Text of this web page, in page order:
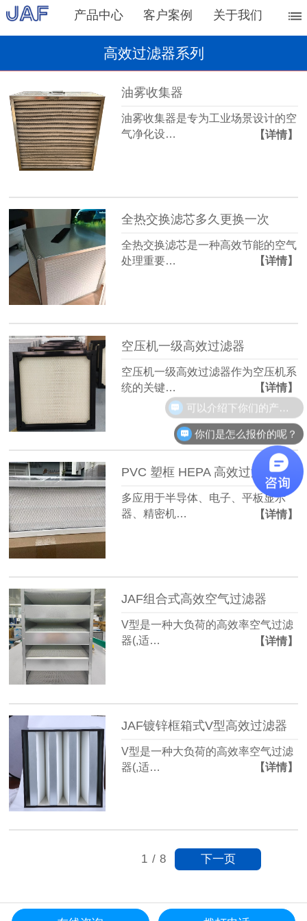
产品中心 客户案例 关于我们
高效过滤器系列
油雾收集器
油雾收集器是专为工业场景设计的空
气净化设…
【详情】
全热交换滤芯多久更换一次
全热交换滤芯是一种高效节能的空气
处理重要…
【详情】
空压机一级高效过滤器
空压机一级高效过滤器作为空压机系
统的关键…
【详情】
PVC 塑框 HEPA 高效过滤器 H13
多应用于半导体、电子、平板显示
器、精密机…
【详情】
JAF组合式高效空气过滤器
V型是一种大负荷的高效率空气过滤
器(,适…
【详情】
JAF镀锌框箱式V型高效过滤器
V型是一种大负荷的高效率空气过滤
器(,适…
【详情】
1 / 8 下一页
你们是怎么报价的呢？